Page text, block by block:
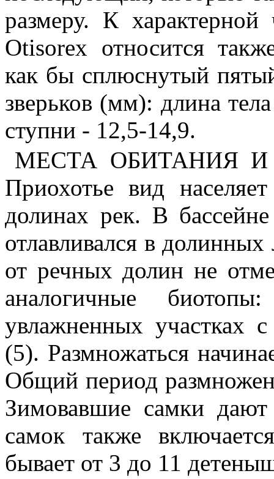
размеру. К характерной
Otisorex относится
как бы сплюснутый
зверьков (мм): длина
ступни - 12,5-14,9.
МЕСТА ОБИТАНИЯ И
Приохотье вид
долинах рек. В
отлавливался в
от речных долин не
аналогичные
увлажненных участках
(5). Размножаться
Общий период
Зимовавшие самки
самок также
бывает от 3 до 11